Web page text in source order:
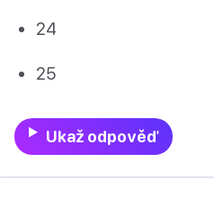
24
25
Ukaž odpověď